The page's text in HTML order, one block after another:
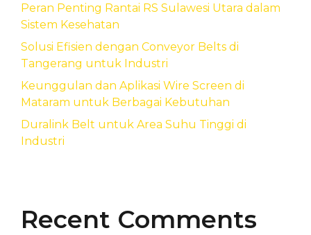
Peran Penting Rantai RS Sulawesi Utara dalam
Sistem Kesehatan
Solusi Efisien dengan Conveyor Belts di
Tangerang untuk Industri
Keunggulan dan Aplikasi Wire Screen di
Mataram untuk Berbagai Kebutuhan
Duralink Belt untuk Area Suhu Tinggi di
Industri
Recent Comments